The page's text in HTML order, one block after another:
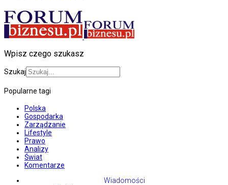
Wpisz czego szukasz
Szukaj
Popularne tagi
Polska
Gospodarka
Zarządzanie
Lifestyle
Prawo
Analizy
Świat
Komentarze
Wiadomości